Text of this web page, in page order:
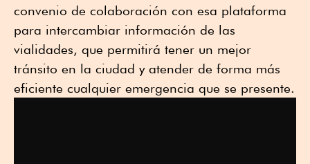
convenio de colaboración con esa plataforma
para intercambiar información de las
vialidades, que permitirá tener un mejor
tránsito en la ciudad y atender de forma más
eficiente cualquier emergencia que se presente.